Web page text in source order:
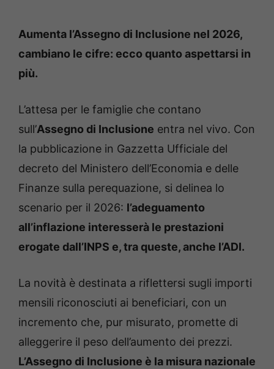
Aumenta l’Assegno di Inclusione nel 2026,
cambiano le cifre: ecco quanto aspettarsi in
più.
L’attesa per le famiglie che contano
sull’Assegno di Inclusione entra nel vivo. Con
la pubblicazione in Gazzetta Ufficiale del
decreto del Ministero dell’Economia e delle
Finanze sulla perequazione, si delinea lo
scenario per il 2026: l’adeguamento
all’inflazione interesserà le prestazioni
erogate dall’INPS e, tra queste, anche l’ADI.
La novità è destinata a riflettersi sugli importi
mensili riconosciuti ai beneficiari, con un
incremento che, pur misurato, promette di
alleggerire il peso dell’aumento dei prezzi.
L’Assegno di Inclusione è la misura nazionale